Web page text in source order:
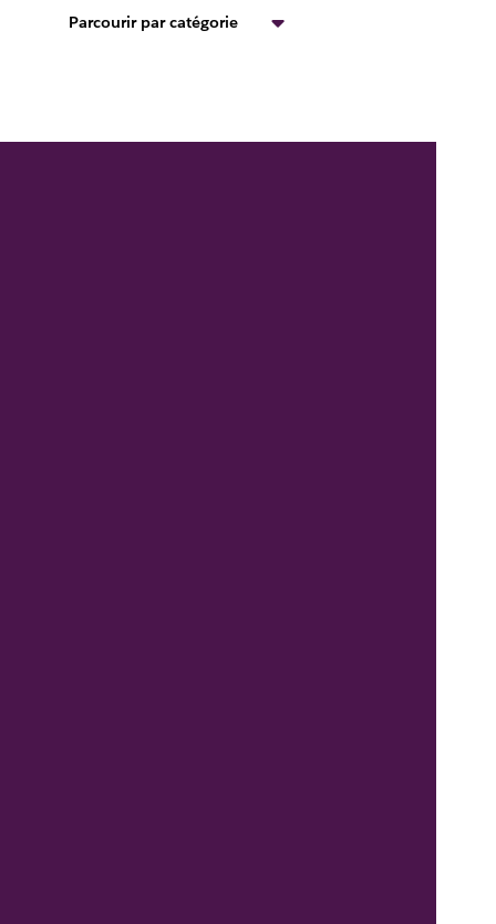
Parcourir par catégorie